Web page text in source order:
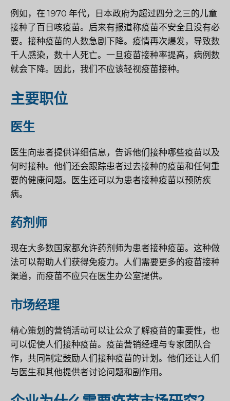
例如，在 1970 年代，日本政府为超过四分之三的儿童
接种了百日咳疫苗。后来有报道称疫苗不安全且没有必
要。接种疫苗的人数急剧下降。疫情再次爆发，导致数
千人感染，数十人死亡。一旦疫苗接种率提高，病例数
就会下降。因此，我们不应该轻视疫苗接种。
主要职位
医生
医生向患者提供详细信息，告诉他们接种哪些疫苗以及
何时接种。他们还会跟踪患者过去接种的疫苗和任何重
要的健康问题。医生还可以为患者接种疫苗以预防疾
病。
药剂师
现在大多数国家都允许药剂师为患者接种疫苗。这种做
法可以帮助人们获得免疫力。人们需要更多的疫苗接种
渠道，而疫苗不应只在医生办公室提供。
市场经理
精心策划的营销活动可以让公众了解疫苗的重要性，也
可以促使人们接种疫苗。疫苗营销经理与专家团队合
作，共同制定鼓励人们接种疫苗的计划。他们还让人们
与医生和其他提供者讨论问题和副作用。